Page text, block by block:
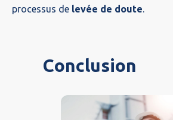
processus de levée de doute
Conclusion